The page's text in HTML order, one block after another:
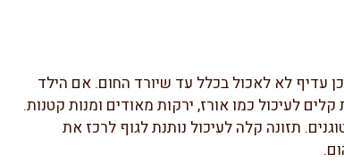
עדיף לא לאכול בכלל עד שיורד החום. אם הילד
לעיכול כמו אורז, ירקות מאודים ומנות קטנות.
תזונה קלה לעיכול נותנת לגוף לרכז את